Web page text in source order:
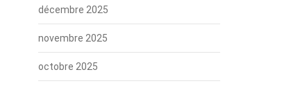
décembre 2025
novembre 2025
octobre 2025